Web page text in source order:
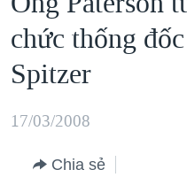
cập
Tới
nội
dung
chính
VIỆT NAM
HOA KỲ
BIỂN ĐÔNG
THẾ GIỚI
DIỄN ĐÀN
chức thống
Spitzer
17/03/2008
Chia sẻ